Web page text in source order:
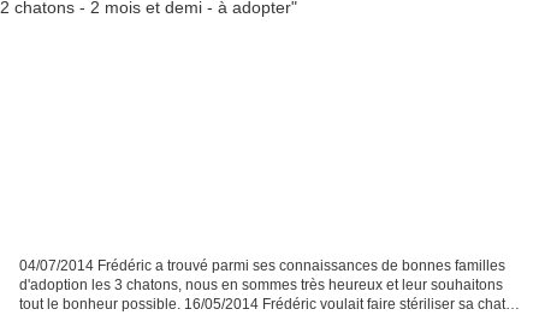
04/07/2014 Frédéric a trouvé parmi ses connaissances de bonnes familles
d'adoption les 3 chatons, nous en sommes très heureux et leur souhaitons
tout le bonheur possible. 16/05/2014 Frédéric voulait faire stériliser sa chatte